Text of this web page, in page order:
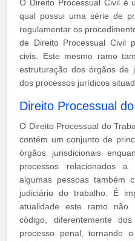
O Direito Processual Civil é
qual possui uma série de
regulamentar os
de Direito Processual Civil
civis. Este mesmo ramo
estruturação dos órgãos de
dos processos jurídicos
Direito Processual
O Direito Processual do
contém um conjunto de
órgãos jurisdicionais
processos relacionados
algumas pessoas também
judiciário do trabalho. É
atualidade este ramo não
código, diferentemente
processo penal, tornando